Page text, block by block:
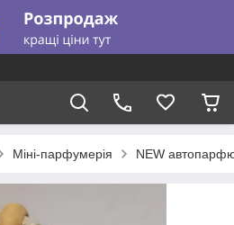
Міні-парфумерія NEW